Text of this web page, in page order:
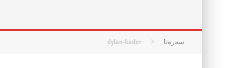
سه‌ره‌تا dylan-kader